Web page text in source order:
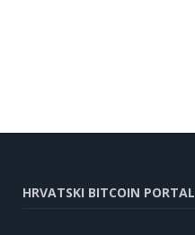
HRVATSKI BITCOIN PORTAL